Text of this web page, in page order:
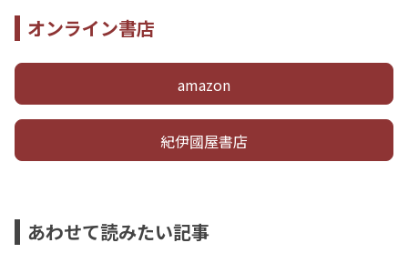
オンライン書店
amazon
紀伊國屋書店
あわせて読みたい記事